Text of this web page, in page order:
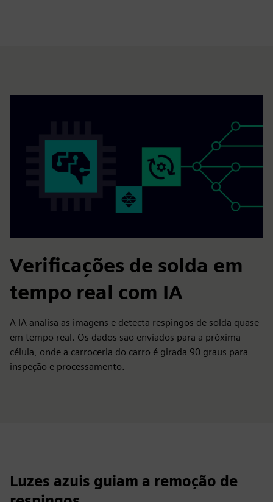
Verificações de solda em
tempo real com IA
A IA analisa as imagens e detecta respingos de solda quase
em tempo real. Os dados são enviados para a próxima
célula, onde a carroceria do carro é girada 90 graus para
inspeção e processamento.
Luzes azuis guiam a remoção de